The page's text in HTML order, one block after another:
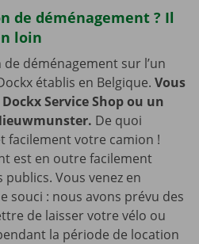
de déménagement ? Il
loin
déménagement sur l’un
établis en Belgique. Vous
Service Shop ou un
De quoi
facilement votre camion !
est en outre facilement
Vous venez en
souci : nous avons prévu des
de laisser votre vélo ou
la période de location